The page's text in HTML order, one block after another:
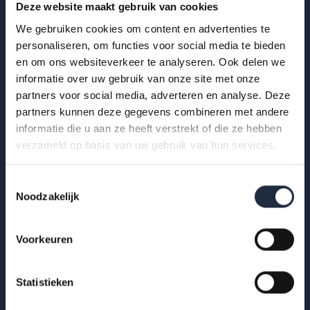
Deze website maakt gebruik van cookies
We gebruiken cookies om content en advertenties te
personaliseren, om functies voor social media te bieden
en om ons websiteverkeer te analyseren. Ook delen we
informatie over uw gebruik van onze site met onze
partners voor social media, adverteren en analyse. Deze
partners kunnen deze gegevens combineren met andere
informatie die u aan ze heeft verstrekt of die ze hebben
verzameld op basis van uw gebruik van hun services.
Noodzakelijk
Voorkeuren
Statistieken
29 okt 2025
Infographic: zzp’ers in de
gehandicaptenzorg
Hoe ervaren zzp’ers het werken in de gehandicaptenzorg?
Bekijk de infographic met kerncijfers 2025.
Lees meer